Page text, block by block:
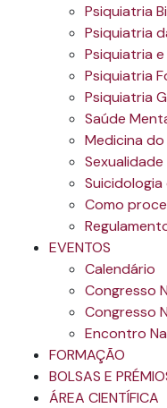
Psiquiatria
Psiquiatria
Psiquiatria
Psiquiatria
Psiquiatria
Saúde
Medicina do
Sexualidade
Como
EVENTOS
Calendário
Congresso
Congresso
Encontro
FORMAÇÃO
BOLSAS E
ÁREA CIENTÍFICA